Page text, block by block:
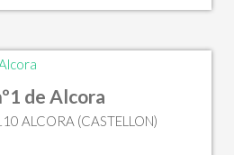
de Alcora
ALCORA (CASTELLON)